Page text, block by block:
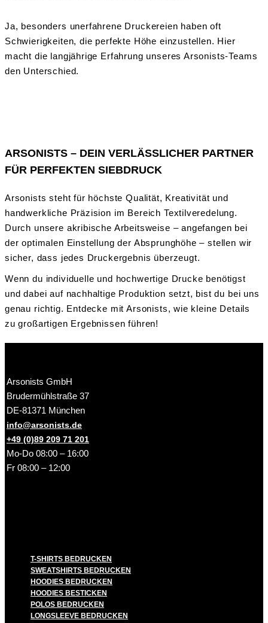
Ja, besonders unerfahrene Druckereien haben oft
Schwierigkeiten, die perfekte Höhe einzustellen. Hier
macht die langjährige Erfahrung unseres Arsonists-Teams
den Unterschied.
ARSONISTS – DEIN VERLÄSSLICHER PARTNER
FÜR PERFEKTEN SIEBDRUCK
Arsonists steht für höchste Qualität, Kreativität und
handwerkliche Präzision im Bereich Textilveredelung.
Durch unsere akribische Arbeitsweise – angefangen bei
der optimalen Einstellung der Absprunghöhe – stellen wir
sicher, dass jedes Druckergebnis überzeugt.
Wenn du individuelle und hochwertige Drucke benötigst
und dabei auf nachhaltige Produktion setzt, bist du bei uns
genau richtig. Entdecke mit Arsonists, wie kleine Details
zu großartigen Ergebnissen führen!
Arsonists GmbH
Brudermühlstraße 37
DE-81371 München
info@arsonists.de
+49 (0)89 209 71 201
Mo-Do 08:00 – 16:00
Fr 08:00 – 12:00
T-SHIRTS BEDRUCKEN
SWEATSHIRTS BEDRUCKEN
HOODIES BEDRUCKEN
HOODIES BESTICKEN
POLOS BEDRUCKEN
LONGSLEEVE BEDRUCKEN